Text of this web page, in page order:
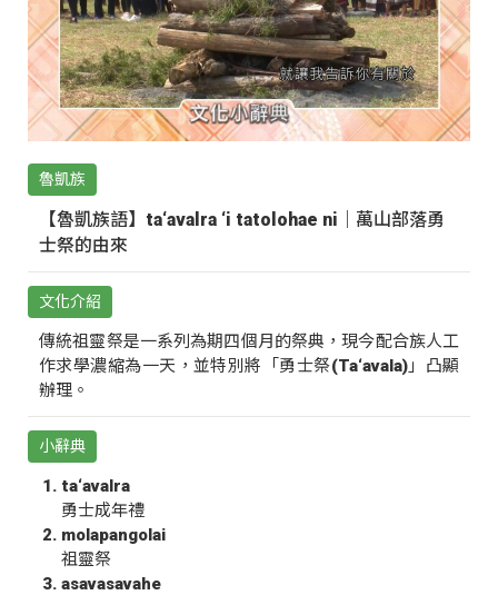
魯凱族
【魯凱族語】ta‘avalra ‘i tatolohae ni｜萬山部落勇
士祭的由來
文化介紹
傳統祖靈祭是一系列為期四個月的祭典，現今配合族人工
作求學濃縮為一天，並特別將「勇士祭(Ta‘avala)」凸顯
辦理。
小辭典
ta‘avalra
勇士成年禮
molapangolai
祖靈祭
asavasavahe